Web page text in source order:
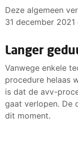
Deze algemeen
31 december
Langer
Vanwege enkele
procedure helaas
is dat de avv-
gaat verlopen. De
dit moment.